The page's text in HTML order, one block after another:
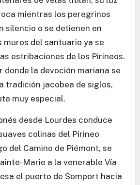
mientras los peregrinos
silencio o se detienen en
muros del santuario ya se
estribaciones de los Pirineos.
donde la devoción mariana se
tradición jacobea de siglos,
muy especial.
desde Lourdes conduce
colinas del Pirineo
del Camino de Piémont, se
Marie a la venerable Vía
el puerto de Somport hacia